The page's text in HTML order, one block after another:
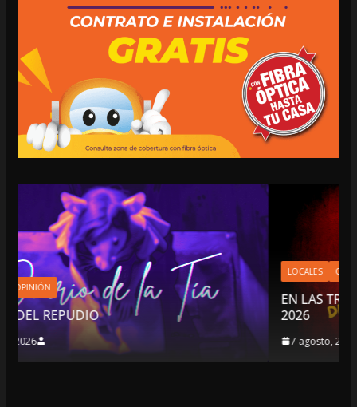
LOCALES OPINIÓN
EN LAS TRIPAS DEL JAGUAR: 07 DE
2026